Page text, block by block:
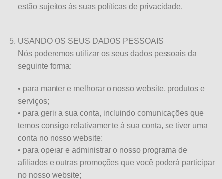
estão sujeitos às suas políticas de privacidade.
USANDO OS SEUS DADOS PESSOAIS
Nós poderemos utilizar os seus dados pessoais da
seguinte forma:
• para manter e melhorar o nosso website, produtos e
serviços;
• para gerir a sua conta, incluindo comunicações que
temos consigo relativamente à sua conta, se tiver uma
conta no nosso website:
• para operar e administrar o nosso programa de
afiliados e outras promoções que você poderá participar
no nosso website;